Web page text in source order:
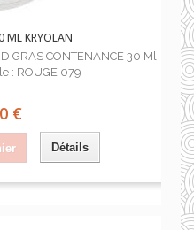
ML KRYOLAN
GRAS CONTENANCE 30 Ml
: ROUGE 079
€
Détails